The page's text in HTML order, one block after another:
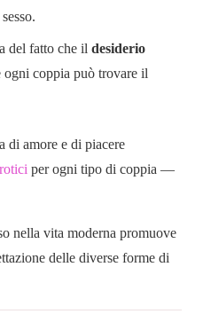
del fatto che il desiderio
ogni coppia può trovare il
di amore e di piacere
per ogni tipo di coppia —
nella vita moderna promuove
delle diverse forme di